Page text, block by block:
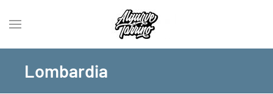
Lombardia